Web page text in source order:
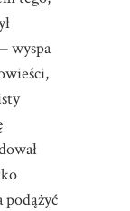
wyspa
podążyć